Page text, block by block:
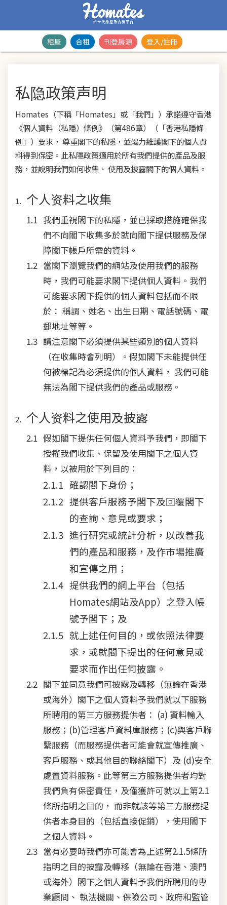
新世代房產及合租平台
租屋 合租 刊登房源 登入/註冊
私隐政策声明
Homates（下稱「Homates」或「我們」）承諾遵守香港
《個人資料（私隱）條例》（第486章）（「香港私隱條
例」）要求， 尊重閣下的私隱，並竭力維護閣下的個人資
料得到保密。此私隱政策適用於所有我們提供的產品及服
務，並說明我們如何收集、 使用及披露閣下的個人資料。
个人资料之收集
我們重視閣下的私隱，並已採取措施確保我
們不向閣下收集多於就向閣下提供服務及保
障閣下帳戶所需的資料。
當閣下瀏覽我們的網站及使用我們的服務
時，我們可能要求閣下提供個人資料。我們
可能要求閣下提供的個人資料包括而不限
於： 稱謂、姓名、出生日期、電話號碼、電
郵地址等等。
請注意閣下必須提供某些類別的個人資料
（在收集時會列明）。假如閣下未能提供任
何被標記為必須提供的個人資料， 我們可能
無法為閣下提供我們的產品或服務。
个人资料之使用及披露
假如閣下提供任何個人資料予我們，即閣下
授權我們收集、保留及使用閣下之個人資
料，以被用於下列目的：
確認閣下身份；
提供客戶服務予閣下及回覆閣下
的查詢、意見或要求；
進行研究或統計分析，以改善我
們的產品和服務，及作市場推廣
和宣傳之用；
提供我們的網上平台（包括
Homates網站及App）之登入帳
號予閣下；及
就上述任何目的，或依照法律要
求，或就閣下提出的任何意見或
要求而作出任何披露。
閣下並同意我們可披露及轉移（無論在香港
或海外）閣下之個人資料予我們就以下服務
所聘用的第三方服務提供者： (a) 資料輸入
服務；(b)管理客戶資料庫服務；(c)與客戶聯
繫服務（而服務提供者可能會就宣傳推廣、
客戶服務、或其他目的聯絡閣下）及 (d)安全
處置資料服務。此等第三方服務提供者均對
我們負有保密責任，及僅獲許可就以上第2.1
條所指明之目的， 而非就該等第三方服務提
供者本身目的（包括直接促銷），使用閣下
之個人資料。
當有必要時我們亦可能會為上述第2.1.5條所
指明之目的披露及轉移（無論在香港、澳門
或海外）閣下之個人資料予我們所聘用的專
業顧問、 執法機關、保險公司、政府和監管